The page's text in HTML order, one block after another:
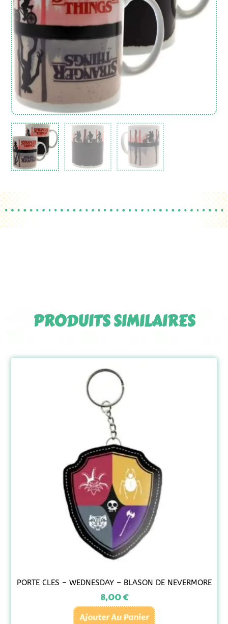
PRODUITS SIMILAIRES
PORTE CLES – WEDNESDAY – BLASON DE NEVERMORE
8,00€
Ajouter Au Panier